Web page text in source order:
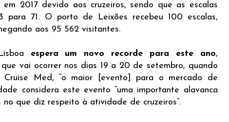
2017 devido aos cruzeiros, sendo que as escalas
para 71. O porto de Leixões recebeu 100 escalas,
aos 95 562 visitantes.
espera um novo recorde para este ano,
vai ocorrer nos dias 19 a 20 de setembro, quando
Med, “o maior [evento] para o mercado de
considera este evento “uma importante alavanca
que diz respeito à atividade de cruzeiros”.